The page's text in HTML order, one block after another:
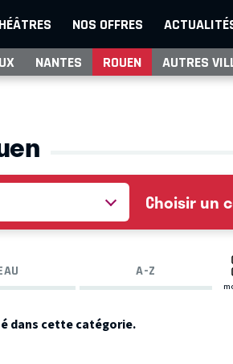
NOS OFFRES
NANTES ROUEN AUTRES
Choisir un
A-Z
dans cette catégorie.